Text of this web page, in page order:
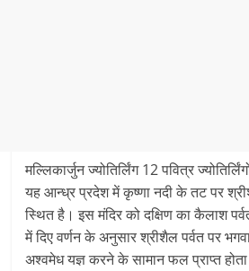
मल्लिकार्जुन ज्योतिर्लिंग 12 पवित्र
यह आन्ध्र प्रदेश में कृष्णा नदी के तट पर
स्थित है। इस मंदिर को दक्षिण का कैलाश
में दिए वर्णन के अनुसार श्रीशैल पर्वत पर
अश्वमेध यज्ञ करने के सामान फल प्राप्त होता